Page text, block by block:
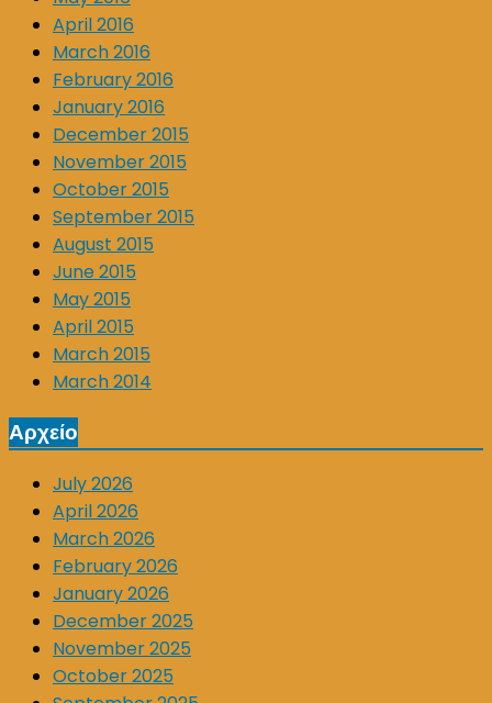
April 2016
March 2016
February 2016
January 2016
December 2015
November 2015
October 2015
September 2015
August 2015
June 2015
May 2015
April 2015
March 2015
March 2014
Αρχείο
July 2026
April 2026
March 2026
February 2026
January 2026
December 2025
November 2025
October 2025